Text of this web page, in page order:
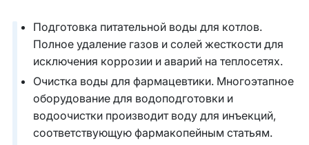
Подготовка питательной воды для котлов.
Полное удаление газов и солей жесткости для
исключения коррозии и аварий на теплосетях.
Очистка воды для фармацевтики. Многоэтапное
оборудование для водоподготовки и
водоочистки производит воду для инъекций,
соответствующую фармакопейным статьям.